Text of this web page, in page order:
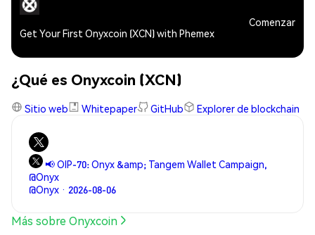
Get Your First Onyxcoin (XCN) with Phemex
Comenzar
¿Qué es Onyxcoin (XCN)
Sitio web Whitepaper GitHub Explorer de blockchain
📢 OIP-70: Onyx &amp; Tangem Wallet Campaign,
@Onyx
@Onyx · 2026-08-06
Más sobre Onyxcoin